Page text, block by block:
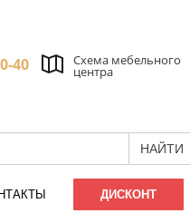
Схема мебельного
центра
40
НАЙТИ
ДИСКОНТ